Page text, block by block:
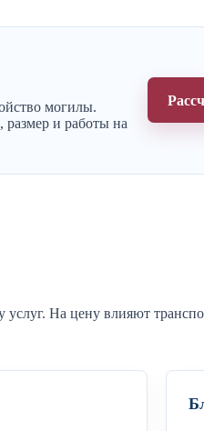
могилы.
размер и работы на
услуг. На цену влияют